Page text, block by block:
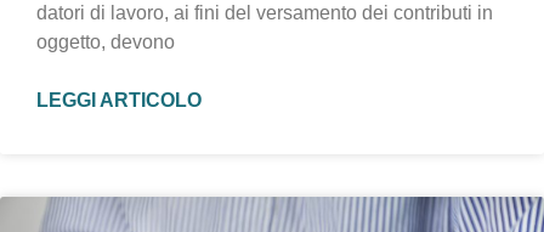
datori di lavoro, ai fini del versamento dei contributi in
oggetto, devono
LEGGI ARTICOLO